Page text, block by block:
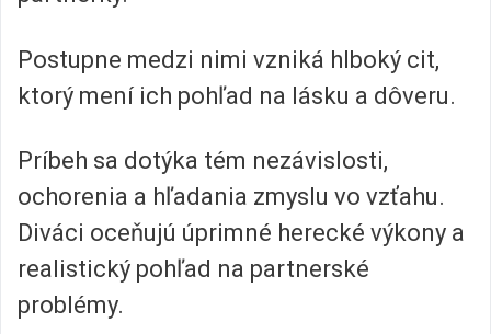
Postupne medzi nimi vzniká hlboký cit,
ktorý mení ich pohľad na lásku a dôveru.
Príbeh sa dotýka tém nezávislosti,
ochorenia a hľadania zmyslu vo vzťahu.
Diváci oceňujú úprimné herecké výkony a
realistický pohľad na partnerské
problémy.